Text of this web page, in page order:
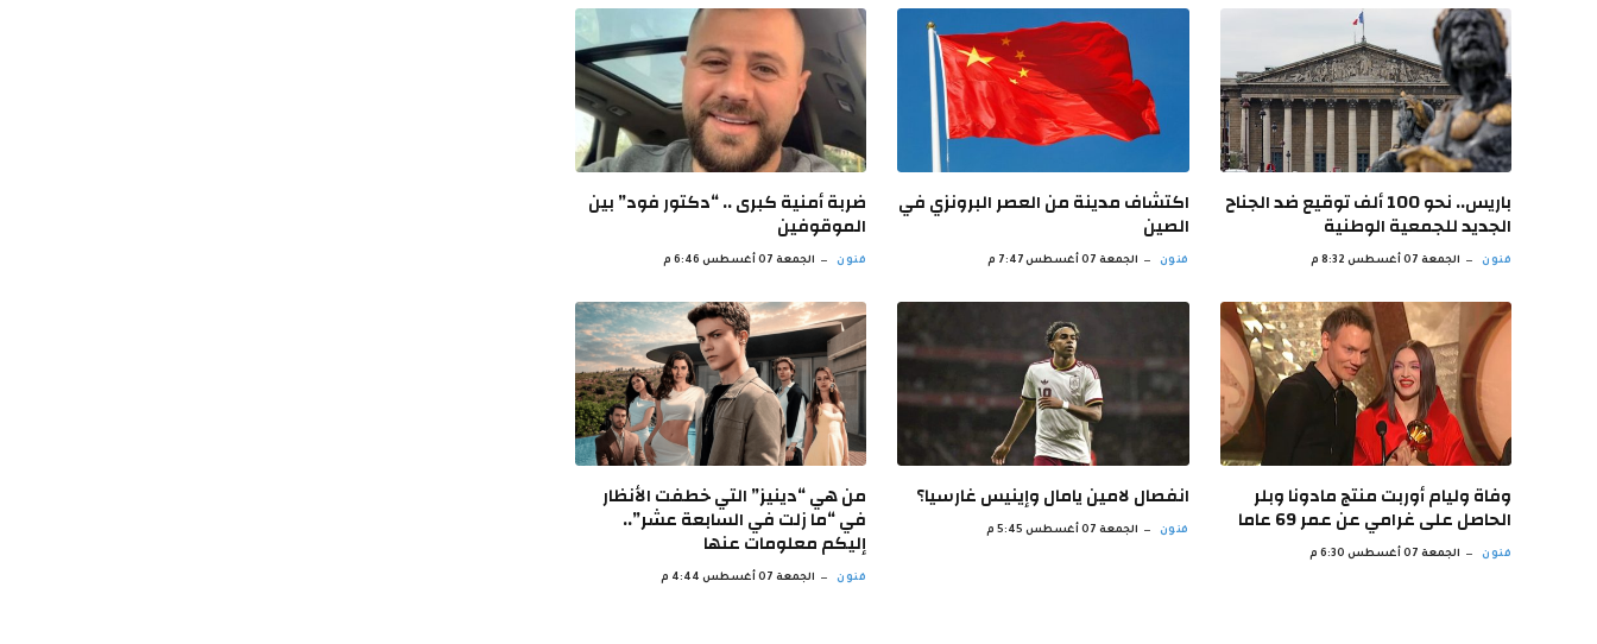
باريس.. نحو 100 ألف توقيع ضد الجناح
الجديد للجمعية الوطنية
فنون الجمعة 07 أغسطس 8:32 م
اكتشاف مدينة من العصر البرونزي في
الصين
فنون الجمعة 07 أغسطس 7:47 م
ضربة أمنية كبرى .. “دكتور فود” بين
الموقوفين
فنون الجمعة 07 أغسطس 6:46 م
وفاة وليام أوربت منتج مادونا وبلر
الحاصل على غرامي عن عمر 69 عاما
فنون الجمعة 07 أغسطس 6:30 م
انفصال لامين يامال وإينيس غارسيا؟
فنون الجمعة 07 أغسطس 5:45 م
من هي “دينيز” التي خطفت الأنظار
في “ما زلت في السابعة عشر”..
إليكم معلومات عنها
فنون الجمعة 07 أغسطس 4:44 م